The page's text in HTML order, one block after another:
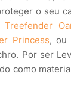
o seu
Treefender
Princess, ou
Por ser
como